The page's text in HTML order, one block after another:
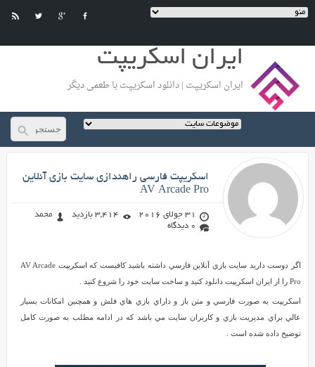
ایران اسکریپت
ایران اسکریپت | دانلود اسکریپت با طعمی دیگر
در راه رسیدن به هدف تون شکست
های زیادی خواهید خورد ولی باید
خوشحال باشید چون دلیل شکست
تون ادامه بدید و هرگز نا امید نشید
اسکريپت فارسي راهندازي سايت بازي آنلاين
AV Arcade Pro
31 جولای 2016 3,414 بازدید
محمد
0 دیدگاه
اسکريپت
سايت
بازي
آنلاين
اگر دوست داريد سايت بازي آنلاين فارسي داشته باشيد کافيست که اسکريپت AV Arcade
Pro را از ایران اسکریپت دانلود کنيد و ساخت سايت خود را شروع کنيد .
اسکريپت به صورت فارسي و متن باز و داراي بازي هاي فلش و همچنين امکانات بسيار
عالي براي مديريت بازي و کاربران سايت مي باشد که در ادامه مطلب به صورت کامل
توضيح داده شده است .